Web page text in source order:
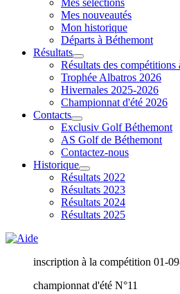
Mes sélections
Mes nouveautés
Mon historique
Départs à Béthemont
Résultats
Résultats des compétitions
Trophée Albatros 2026
Hivernales 2025-2026
Championnat d'été 2026
Contacts
Exclusiv Golf Béthemont
AS Golf de Béthemont
Contactez-nous
Historique
Résultats 2022
Résultats 2023
Résultats 2024
Résultats 2025
inscription à la compétition 01-
championnat d'été N°11